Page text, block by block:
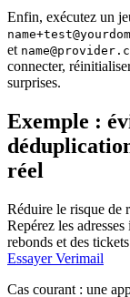
Enfin, exécutez un
et
connecter,
surprises.
Exemple :
réel
Réduire le risque de
Repérez les
rebonds et des
Essayer Verimail
Cas courant : une